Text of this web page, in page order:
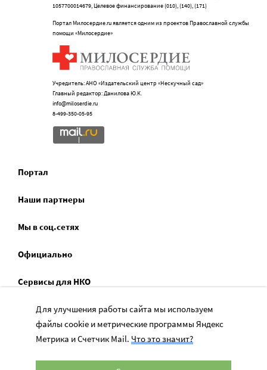
1057700014679, Целевое финансирование (010), (140), (171)
Портал Милосердие.ru является одним из проектов Православной службы
помощи «Милосердие»
Учредитель: АНО «Издательский центр «Нескучный сад»
Главный редактор: Данилова Ю.К.
info@miloserdie.ru
8-499-350-05-95
Портал
Наши партнеры
Мы в соц.сетях
Официально
Сервисы для НКО
Спецпроекты
Социальное служение
Для улучшения работы сайта мы используем
файлы cookie и метрические программы Яндекс
Метрика и Счетчик Mail. Что это значит?